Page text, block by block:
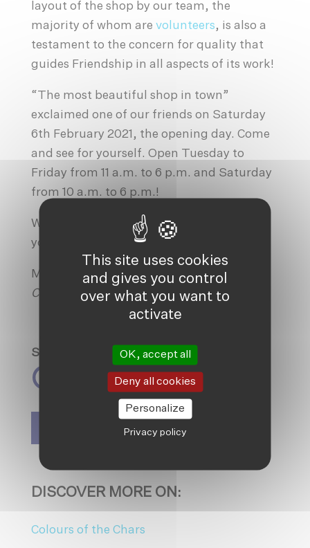
layout of the shop by our team, the
majority of whom are volunteers, is also a
testament to the concern for quality that
guides Friendship in all aspects of its work!
“The most beautiful shop in town”
exclaimed one of our friends on Saturday
6th February 2021, the opening day. Come
and see for yourself. Open Tuesday to
Friday from 11 a.m. to 6 p.m. and Saturday
from 10 a.m. to 6 p.m.!
We hope to see you soon and always thank
you for your
support
Marc Elvinger
Chairman Friendship Luxembourg
Spread the love
SIGN UP TO OUR NEWSLETTER
DISCOVER MORE ON:
Colours of the Chars
This site uses cookies
and gives you control
over what you want to
activate
OK, accept all
Deny all cookies
Personalize
Privacy policy